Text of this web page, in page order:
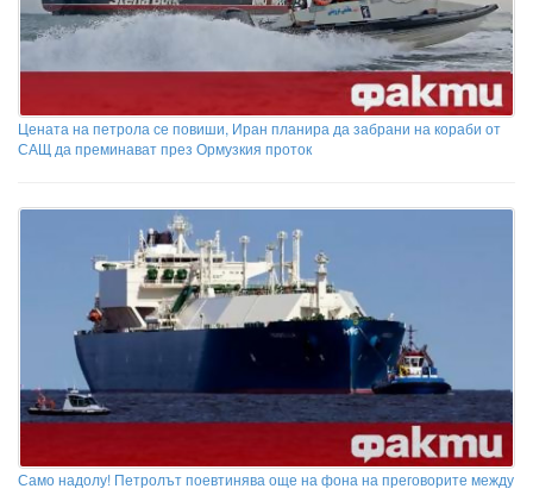
Цената на петрола се повиши, Иран планира да забрани на кораби от
САЩ да преминават през Ормузкия проток
Само надолу! Петролът поевтинява още на фона на преговорите между